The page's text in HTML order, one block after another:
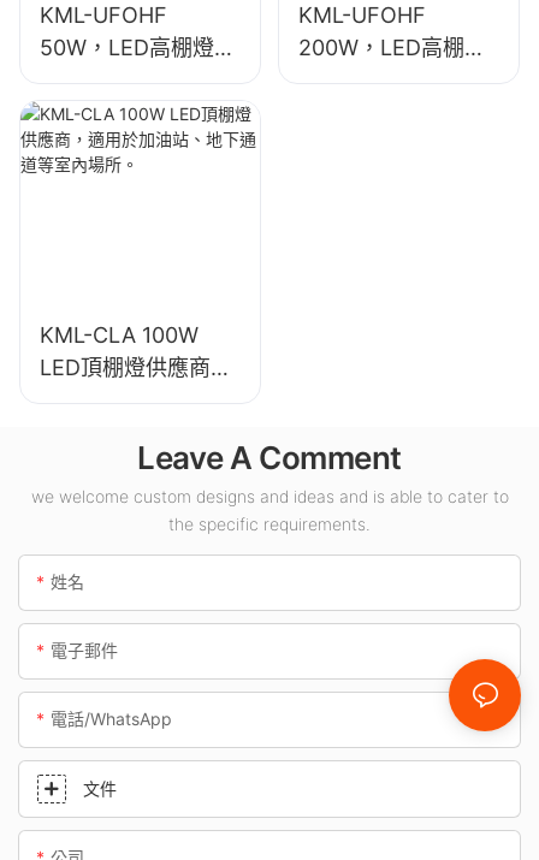
KML-UFOHF
50W，LED高棚燈供
應商，適用於工業廠
房、倉庫和其他室內
照明應用。
KML-UFOHF
200W，LED高棚燈
供應商，適用於展覽
KML-CLA 100W
LED頂棚燈供應商，
適用於加油站、地下
Leave A Comment
we welcome custom designs and ideas and is able to cater to
the specific requirements.
姓名
電子郵件
電話/WhatsApp
文件